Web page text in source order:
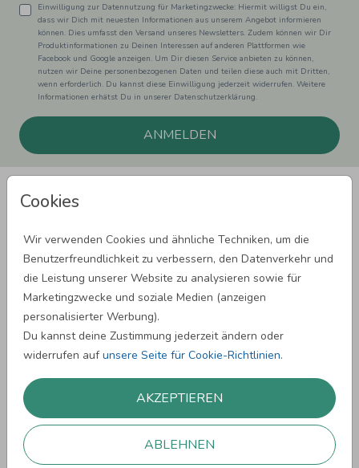
Cookies
Wir verwenden Cookies und ähnliche Techniken, um die
Benutzerfreundlichkeit zu verbessern, den Datenverkehr und
die Leistung unserer Website zu analysieren sowie für
Marketingzwecke und soziale Medien (anzeigen
personalisierter Werbung).
Du kannst deine Zustimmung jederzeit ändern oder
widerrufen aufunsere Seite für Cookie-Richtlinien.
AKZEPTIEREN
ABLEHNEN
Einwilligung zur Datennutzung für Marketingzwecke: Hiermit willigst Du ein,
dass wir Dich mit neuesten Informationen aus unserem Angebot informieren
können. Dies umfasst den Versand unseres Newsletters. Zudem können wir Dir
Produktinformationen zu Deinen Interessen auf anderen Plattformen wie
Facebook und Google anzeigen. Um Dir diesen Service anbieten zu können,
nutzen wir Deine personenbezogenen Daten und teilen diese auch mit Dritten,
wenn erforderlich. Du kannst diese Einwilligung jederzeit widerrufen. Weitere
Informationen erhätst Du in unserer Datenschutzerklärung.
ANMELDEN
SPRÜCHE ZUM GEBURTSTAG
SPRÜCHE ZUR HOCHZEIT
WEITERE SPRÜCHE
ÜBER WUNDERKARTEN